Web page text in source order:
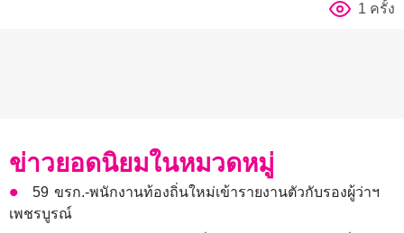
1 ครั้ง
ข่าวยอดนิยมในหมวดหมู่
59 ขรก.-พนักงานท้องถิ่นใหม่เข้ารายงานตัวกับรองผู้ว่าฯ
เพชรบูรณ์